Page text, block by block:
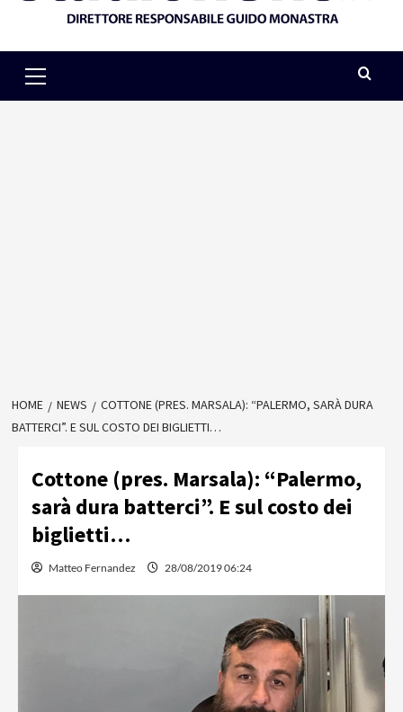
Menu
HOME NEWS
COTTONE (PRES. MARSALA): “PALERMO, SARÀ DURA
BATTERCI”. E SUL COSTO DEI BIGLIETTI…
Cottone (pres. Marsala): “Palermo,
sarà dura batterci”. E sul costo dei
biglietti…
Matteo Fernandez 28/08/2019 06:24